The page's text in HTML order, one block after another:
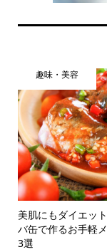
趣味・美容
美肌にもダイエッ
バ缶で作るお手軽
3選